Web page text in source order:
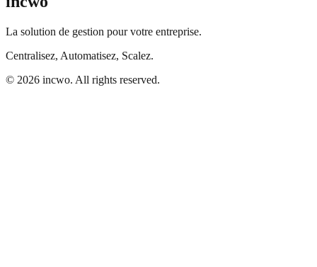
La solution de gestion pour votre entreprise.
Centralisez, Automatisez, Scalez.
© 2026 incwo. All rights reserved.